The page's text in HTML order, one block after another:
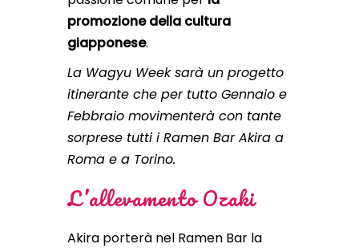
promozione della cultura
giapponese.
La Wagyu Week sarà un progetto
itinerante che per tutto Gennaio e
Febbraio movimenterà con tante
sorprese tutti i Ramen Bar Akira a
Roma e a Torino.
L’allevamento Ozaki
Akira porterà nel Ramen Bar la